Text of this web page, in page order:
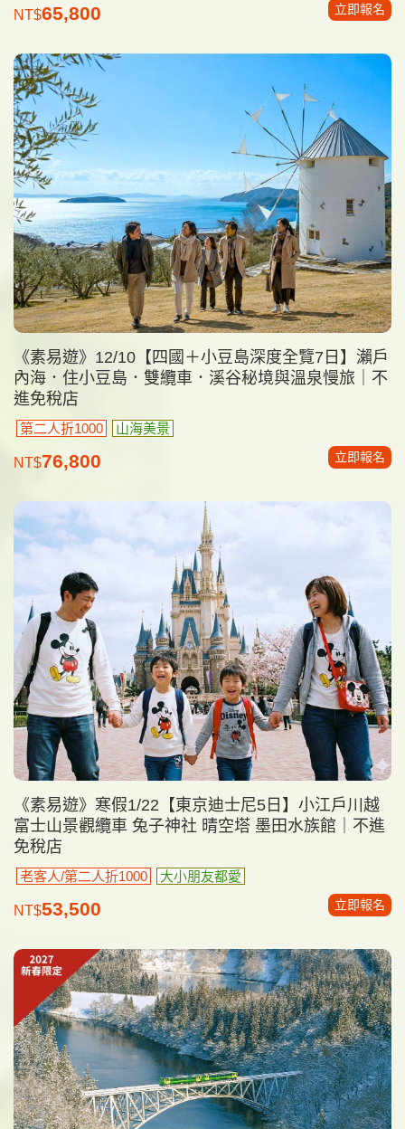
NT$65,800 立即報名
《素易遊》12/10【四國＋小豆島深度全覽7日】瀨戶
內海．住小豆島．雙纜車．溪谷秘境與溫泉慢旅｜不
進免稅店
第二人折1000 山海美景
NT$76,800 立即報名
《素易遊》寒假1/22【東京迪士尼5日】小江戶川越
富士山景觀纜車 兔子神社 晴空塔 墨田水族館｜不進
免稅店
老客人/第二人折1000 大小朋友都愛
NT$53,500 立即報名